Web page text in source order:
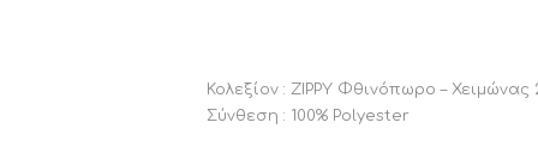
Κολεξίον : ZIPPY Φθινόπωρο – Χειμώνας
Σύνθεση : 100% Polyester